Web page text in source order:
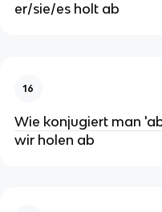
er/sie/es holt ab
16
Wie konjugiert man
wir holen ab